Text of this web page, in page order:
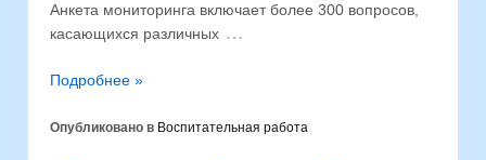
Анкета мониторинга включает более 300 вопросов,
касающихся различных …
Подробнее »
Опубликовано в Воспитательная работа